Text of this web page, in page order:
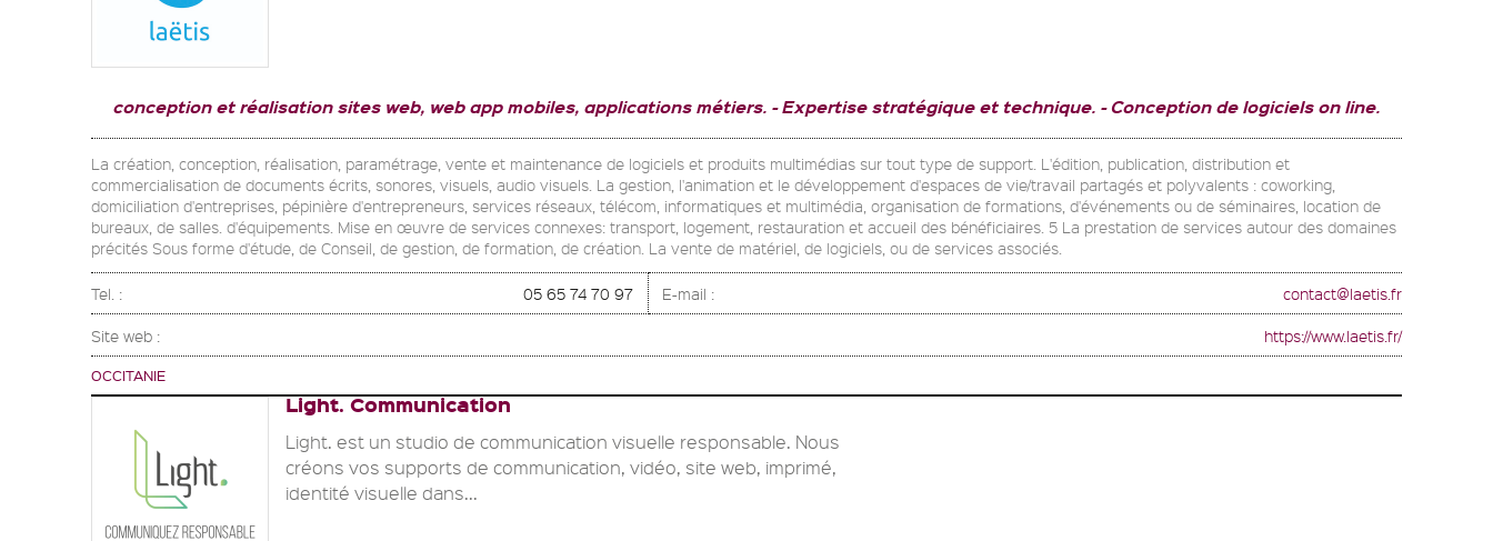
conception et réalisation sites web, web app mobiles, applications métiers. Expertise stratégique et technique. Conception de logiciels on line.
La création, conception, réalisation, paramétrage, vente et maintenance de logiciels et produits multimédias sur tout type de support. L'édition, publication, distribution et
commercialisation de documents écrits, sonores, visuels, audio visuels. La gestion, l'animation et le développement d'espaces de vie/travail partagés et polyvalents : coworking,
domiciliation d'entreprises, pépinière d'entrepreneurs, services réseaux, télécom, informatiques et multimédia, organisation de formations, d'événements ou de séminaires, location de
bureaux, de salles. d'équipements. Mise en œuvre de services connexes: transport, logement, restauration et accueil des bénéficiaires. 5 La prestation de services autour des domaines
précités Sous forme d'étude, de Conseil, de gestion, de formation, de création. La vente de matériel, de logiciels, ou de services associés.
Tel. : 05 65 74 70 97 E-mail : contact@laetis.fr
Site web : https://www.laetis.fr/
OCCITANIE
Light. Communication
Light. est un studio de communication visuelle responsable. Nous
créons vos supports de communication, vidéo, site web, imprimé,
identité visuelle dans...